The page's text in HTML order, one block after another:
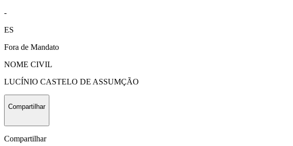
-
ES
Fora de Mandato
NOME CIVIL
LUCÍNIO CASTELO DE ASSUMÇÃO
Compartilhar
Compartilhar